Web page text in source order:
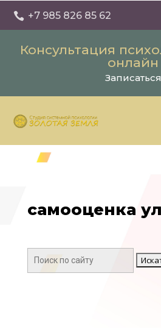
 +7 985 826 85 62
Консультация
онлайн
Записаться
самооценка
Поиск: